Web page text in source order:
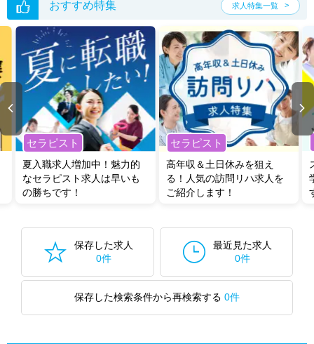
おすすめ特集 求人特集一覧
セラピスト
夏入職求人増加中！魅力的
なセラピスト求人は早いも
の勝ちです！
セラピスト
高年収＆土日休みを狙え
る！人気の訪問リハ求人を
ご紹介します！
保存した求人
0件
最近見た求人
0件
保存した検索条件から再検索する 0件